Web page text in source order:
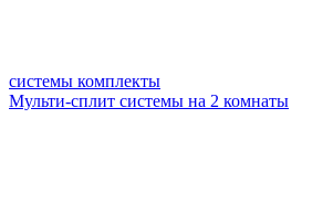
системы комплекты
Мульти-сплит системы на 2 комнаты